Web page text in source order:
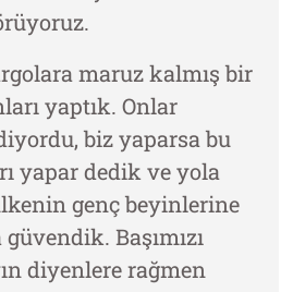
maruz kalmış bir
yaptık. Onlar
biz yaparsa bu
yapar dedik ve yola
genç beyinlerine
Başımızı
diyenlere rağmen